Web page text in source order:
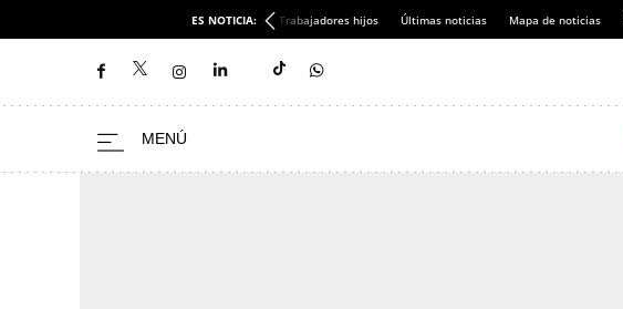
ES NOTICIA: Trabajadores hijos Últimas noticias Mapa de noticias